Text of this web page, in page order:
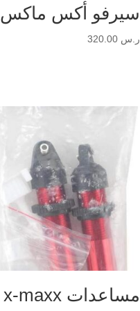
سيرفو أكس ماكس
ر.س 320.00
مساعدات x-maxx